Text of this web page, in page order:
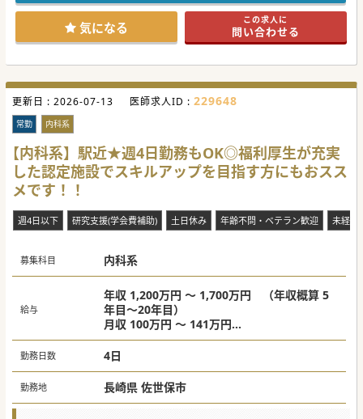
気になる この求人に
問い合わせる
更新日 : 2026-07-13 医師求人ID : 229648
常勤 内科系
【内科系】駅近★週4日勤務もOK◎福利厚生が充実
した認定施設でスキルアップを目指す方にもおスス
メです！！
週4日以下 研究支援(学会費補助) 土日休み 年齢不問・ベテラン歓迎 未経験
募集科目 内科系
給与
年収 1,200万円 ～ 1,700万円 （年収概算 5
年目～20年目）
月収 100万円 ～ 141万円
※基本給、諸手当、賞与（年2回支給）、診療
賞与（年2回支給）を含む
※国家公務員に準拠（年齢・経験・スキル等
による個別査定）
勤務日数 4日
勤務地 長崎県 佐世保市